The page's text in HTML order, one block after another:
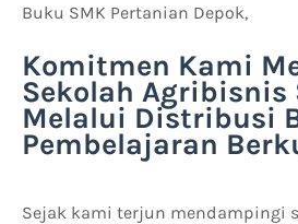
Buku SMK Pertanian Depok,
Komitmen Kami
Sekolah Agribisnis
Melalui Distribusi
Pembelajaran
Sejak kami terjun mendampingi